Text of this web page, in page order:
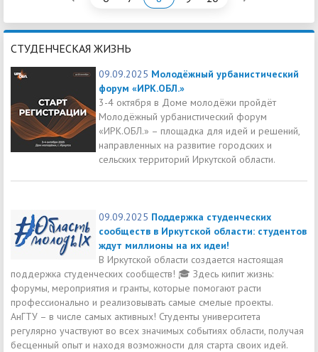
СТУДЕНЧЕСКАЯ ЖИЗНЬ
09.09.2025 Молодёжный урбанистический
форум «ИРК.ОБЛ.»
3-4 октября в Доме молодёжи пройдёт
Молодёжный урбанистический форум
«ИРК.ОБЛ.» – площадка для идей и решений,
направленных на развитие городских и
сельских территорий Иркутской области.
09.09.2025 Поддержка студенческих
сообществ в Иркутской области: студентов
ждут миллионы на их идеи!
В Иркутской области создается настоящая
поддержка студенческих сообществ! 🎓 Здесь кипит жизнь:
форумы, мероприятия и гранты, которые помогают расти
профессионально и реализовывать самые смелые проекты.
АнГТУ – в числе самых активных! Студенты университета
регулярно участвуют во всех значимых событиях области, получая
бесценный опыт и находя возможности для старта своих идей.